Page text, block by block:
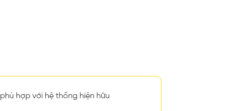
phù hợp với hệ thống hiện hữu